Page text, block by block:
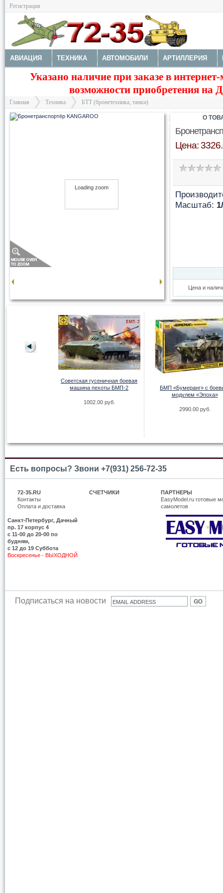
Регистрация
АВИАЦИЯ ТЕХНИКА АВТОМОБИЛИ АРТИЛЛЕРИЯ
МОТОТЕХНИКА ТЕХНИКА РАЗНАЯ ФИГУРЫ МОДЕЛИ
КРАСКИ И ИНСТРУМЕНТЫ
Указано наличие при заказе в
возможности приобретения на
Главная Техника БТТ (бронетехника, танки)
Цена:
Масштаб:
Цена и
О
Советская гусеничная боевая
машина пехоты БМП-2
1002.00 руб.
БМП «Бумеранг» с
модулем «Эпоха»
2990.00 руб.
Есть вопросы? Звони +7(931) 256-72-35
72-35.RU
Контакты
Оплата и доставка
Санкт-Петербург, Дачный
пр. 17 корпус 4
c 11-00 до 20-00 по
будням,
с 12 до 19 Суббота
Воскресенье - ВЫХОДНОЙ
СЧЕТЧИКИ
ПАРТНЕРЫ
EasyModel.ru готовые
самолетов
Подписаться на новости
Loading zoom
Loading zoom